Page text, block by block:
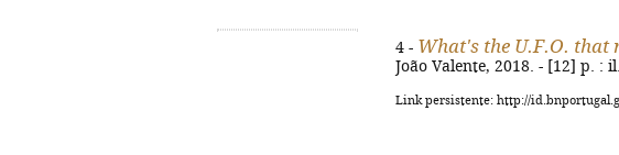
4 - What's the U.F.O. that
João Valente, 2018. - [12] p. :
Link persistente: http://